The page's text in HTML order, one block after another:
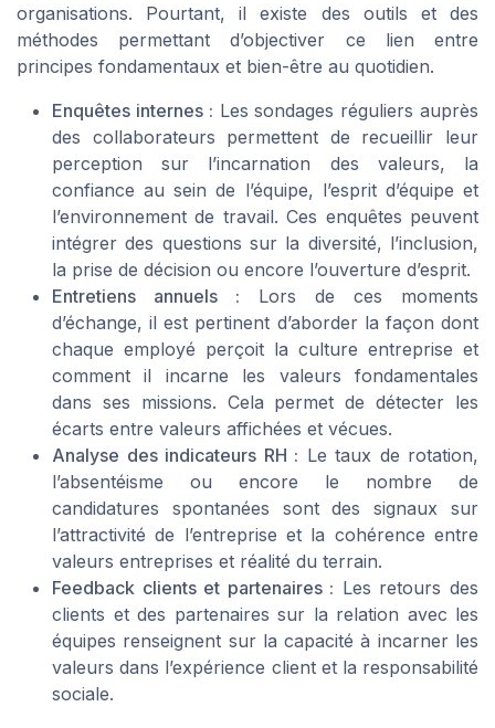
organisations. Pourtant, il existe des outils et des
méthodes permettant d’objectiver ce lien entre
principes fondamentaux et bien-être au quotidien.
Enquêtes internes : Les sondages réguliers auprès
des collaborateurs permettent de recueillir leur
perception sur l’incarnation des valeurs, la
confiance au sein de l’équipe, l’esprit d’équipe et
l’environnement de travail. Ces enquêtes peuvent
intégrer des questions sur la diversité, l’inclusion,
la prise de décision ou encore l’ouverture d’esprit.
Entretiens annuels : Lors de ces moments
d’échange, il est pertinent d’aborder la façon dont
chaque employé perçoit la culture entreprise et
comment il incarne les valeurs fondamentales
dans ses missions. Cela permet de détecter les
écarts entre valeurs affichées et vécues.
Analyse des indicateurs RH : Le taux de rotation,
l’absentéisme ou encore le nombre de
candidatures spontanées sont des signaux sur
l’attractivité de l’entreprise et la cohérence entre
valeurs entreprises et réalité du terrain.
Feedback clients et partenaires : Les retours des
clients et des partenaires sur la relation avec les
équipes renseignent sur la capacité à incarner les
valeurs dans l’expérience client et la responsabilité
sociale.